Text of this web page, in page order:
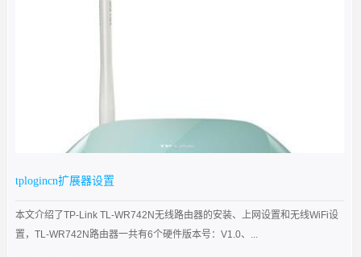
tplogincn扩展器设置
本文介绍了TP-Link TL-WR742N无线路由器的安装、上网设置和无线WiFi设
置，TL-WR742N路由器一共有6个硬件版本号：V1.0、...